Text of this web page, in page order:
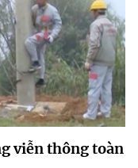
viễn thông toàn